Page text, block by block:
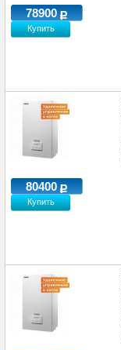
78900
Купить
80400
Купить